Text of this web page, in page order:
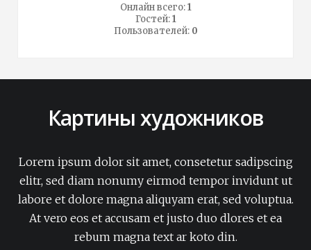
Онлайн всего:1
Гостей:1
Пользователей: 0
Картины художников
Lorem ipsum dolor sit amet, consetetur sadipscing
elitr, sed diam nonumy eirmod tempor invidunt ut
labore et dolore magna aliquyam erat, sed voluptua.
At vero eos et accusam et justo duo dlores et ea
rebum magna text ar koto din.